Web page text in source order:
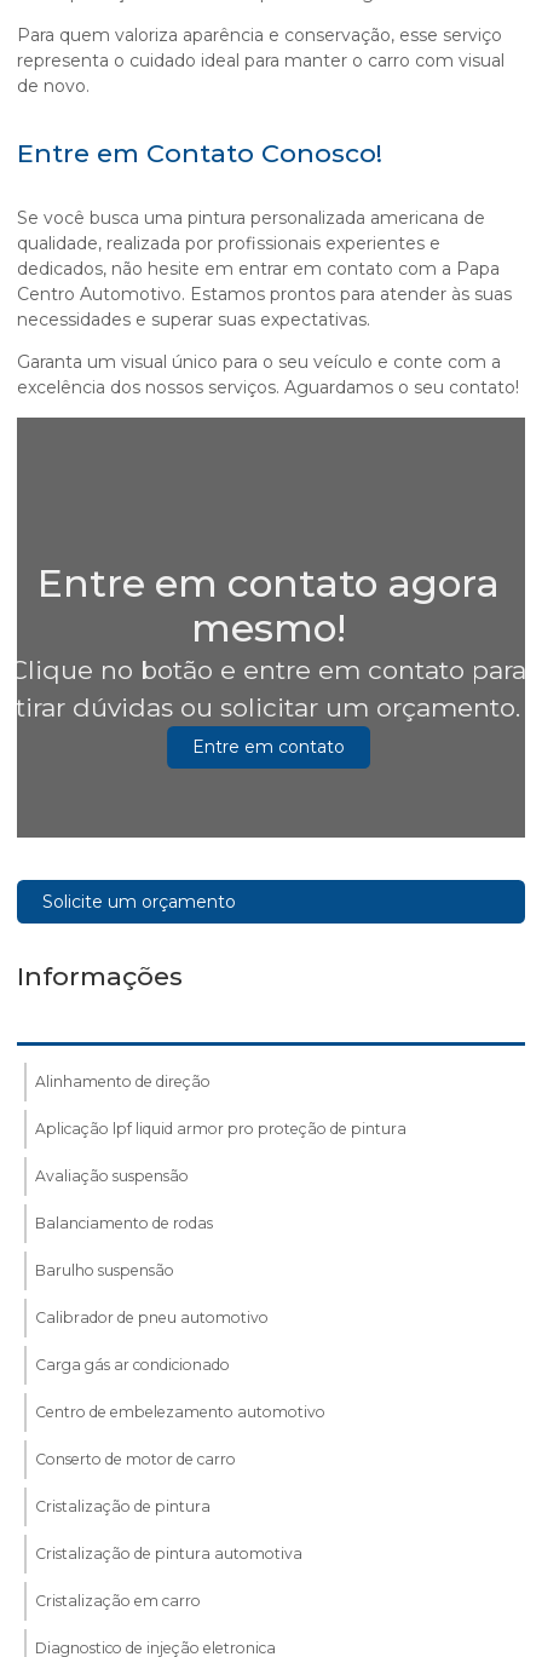
Para quem valoriza aparência e conservação, esse serviço
representa o cuidado ideal para manter o carro com visual
de novo.
Entre em Contato Conosco!
Se você busca uma pintura personalizada americana de
qualidade, realizada por profissionais experientes e
dedicados, não hesite em entrar em contato com a Papa
Centro Automotivo. Estamos prontos para atender às suas
necessidades e superar suas expectativas.
Garanta um visual único para o seu veículo e conte com a
excelência dos nossos serviços. Aguardamos o seu contato!
Entre em contato agora
mesmo!
Clique no botão e entre em contato para
tirar dúvidas ou solicitar um orçamento.
Entre em contato
Solicite um orçamento
Informações
Alinhamento de direção
Aplicação lpf liquid armor pro proteção de pintura
Avaliação suspensão
Balanciamento de rodas
Barulho suspensão
Calibrador de pneu automotivo
Carga gás ar condicionado
Centro de embelezamento automotivo
Conserto de motor de carro
Cristalização de pintura
Cristalização de pintura automotiva
Cristalização em carro
Diagnostico de injeção eletronica